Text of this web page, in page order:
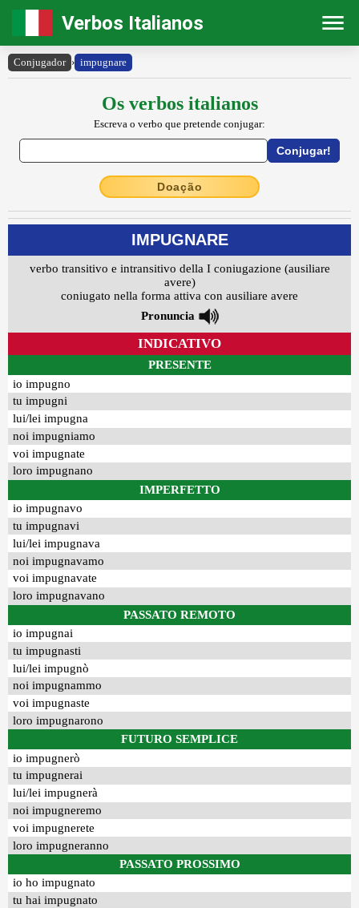
Verbos Italianos
Conjugador › impugnare
Os verbos italianos
Escreva o verbo que pretende conjugar:
Doação
IMPUGNARE
verbo transitivo e intransitivo della I coniugazione (ausiliare
avere)
coniugato nella forma attiva con ausiliare avere
Pronuncia
INDICATIVO
PRESENTE
io impugno
tu impugni
lui/lei impugna
noi impugniamo
voi impugnate
loro impugnano
IMPERFETTO
io impugnavo
tu impugnavi
lui/lei impugnava
noi impugnavamo
voi impugnavate
loro impugnavano
PASSATO REMOTO
io impugnai
tu impugnasti
lui/lei impugnò
noi impugnammo
voi impugnaste
loro impugnarono
FUTURO SEMPLICE
io impugnerò
tu impugnerai
lui/lei impugnerà
noi impugneremo
voi impugnerete
loro impugneranno
PASSATO PROSSIMO
io ho impugnato
tu hai impugnato